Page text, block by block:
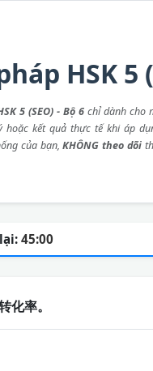
HSK 5
5 (SEO) - Bộ 6 chỉ dành cho
kết quả thực tế khi áp
của bạn,KHÔNG theo dõi
45:00
化率。